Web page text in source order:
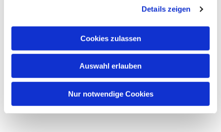
Details zeigen
Cookies zulassen
Auswahl erlauben
Nur notwendige Cookies